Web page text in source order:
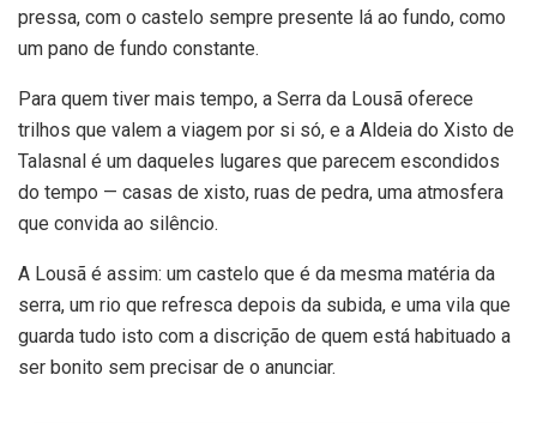
pressa, com o castelo sempre presente lá ao fundo, como
um pano de fundo constante.
Para quem tiver mais tempo, a Serra da Lousã oferece
trilhos que valem a viagem por si só, e a Aldeia do Xisto de
Talasnal é um daqueles lugares que parecem escondidos
do tempo — casas de xisto, ruas de pedra, uma atmosfera
que convida ao silêncio.
A Lousã é assim: um castelo que é da mesma matéria da
serra, um rio que refresca depois da subida, e uma vila que
guarda tudo isto com a discrição de quem está habituado a
ser bonito sem precisar de o anunciar.